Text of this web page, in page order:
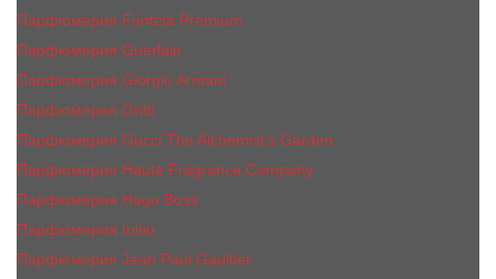
Парфюмерия Fontela Premium
Парфюмерия Guerlain
Парфюмерия Giorgio Armani
Парфюмерия Gritti
Парфюмерия Gucci The Alchemist’s Garden.
Парфюмерия Haute Fragrance Company
Парфюмерия Hugo Boss
Парфюмерия Initio
Парфюмерия Jean Paul Gaultier